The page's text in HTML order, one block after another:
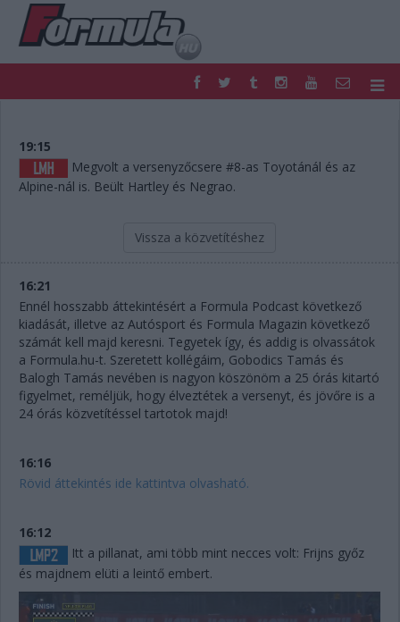
FORMULA
NEMZETKÖZI
HAZAI
RETRO
EGYÉB
TIPPJÁTÉK
19:15
Megvolt a versenyzőcsere #8-as Toyotánál és az
Alpine-nál is. Beült Hartley és Negrao.
Vissza a közvetítéshez
16:21
Ennél hosszabb áttekintésért a Formula Podcast következő
kiadását, illetve az Autósport és Formula Magazin következő
számát kell majd keresni. Tegyetek így, és addig is olvassátok
a Formula.hu-t. Szeretett kollégáim, Gobodics Tamás és
Balogh Tamás nevében is nagyon köszönöm a 25 órás kitartó
figyelmet, reméljük, hogy élveztétek a versenyt, és jövőre is a
24 órás közvetítéssel tartotok majd!
16:16
Rövid áttekintés ide kattintva olvasható.
16:12
Itt a pillanat, ami több mint necces volt: Frijns győz
és majdnem elüti a leintő embert.